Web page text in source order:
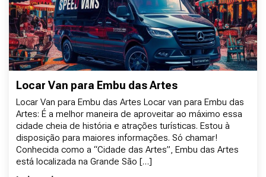
Locar Van para Embu das Artes
Locar Van para Embu das Artes Locar van para Embu das
Artes: É a melhor maneira de aproveitar ao máximo essa
cidade cheia de história e atrações turísticas. Estou à
disposição para maiores informações. Só chamar!
Conhecida como a “Cidade das Artes”, Embu das Artes
está localizada na Grande São […]